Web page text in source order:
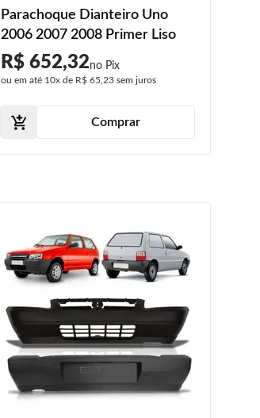
Parachoque Dianteiro Uno
2006 2007 2008 Primer Liso
R$ 652,32
ou em até 10x de R$ 65,23 sem juros
Comprar